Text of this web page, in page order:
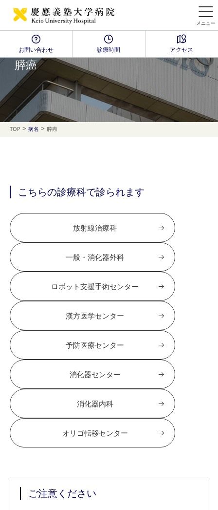
メニュー
お問い合わせ 診療時間 アクセス
Disease Name Search
膵癌
TOP > 病名 > 膵癌
こちらの診療科で診られます
放射線治療科
一般・消化器外科
ロボット支援手術センター
漢方医学センター
予防医療センター
消化器センター
消化器内科
オリゴ転移センター
ご注意ください